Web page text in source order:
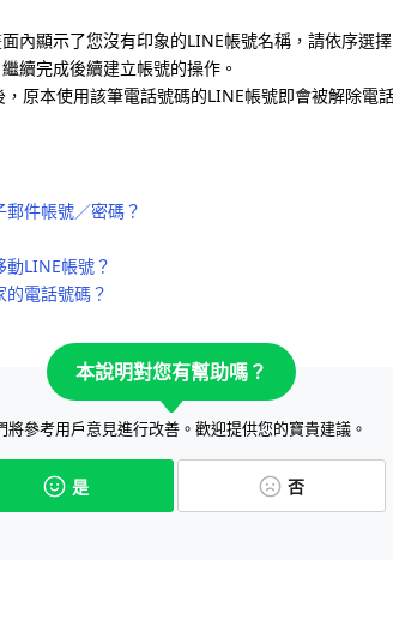
內顯示了您沒有印象的LINE帳號名稱，請依序選擇
續完成後續建立帳號的操作。
原本使用該筆電話號碼的LINE帳號即會被解除電
件帳號／密碼？
LINE帳號？
電話號碼？
本說明對您有幫助嗎？
將參考用戶意見進行改善。歡迎提供您的寶貴建議。
是 否